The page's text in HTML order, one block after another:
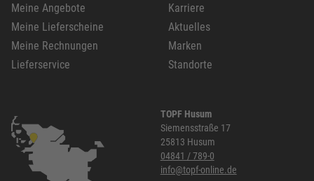
Meine Angebote
Meine Lieferscheine
Meine Rechnungen
Lieferservice
Karriere
Aktuelles
Marken
Standorte
TOPF Husum
Siemensstraße 17
25813 Husum
04841 / 789-0
info@topf-online.de